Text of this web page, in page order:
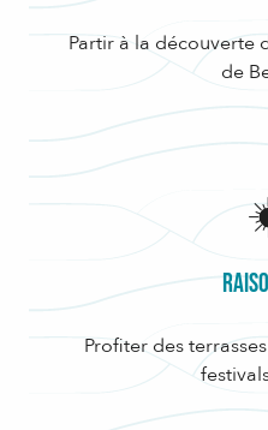
Partir à la découverte
de
Profiter des